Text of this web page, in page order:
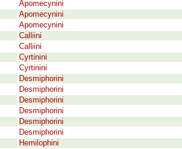
Apomecynini
Apomecynini
Apomecynini
Calliini
Calliini
Cyrtinini
Cyrtinini
Desmiphorini
Desmiphorini
Desmiphorini
Desmiphorini
Desmiphorini
Desmiphorini
Hemilophini